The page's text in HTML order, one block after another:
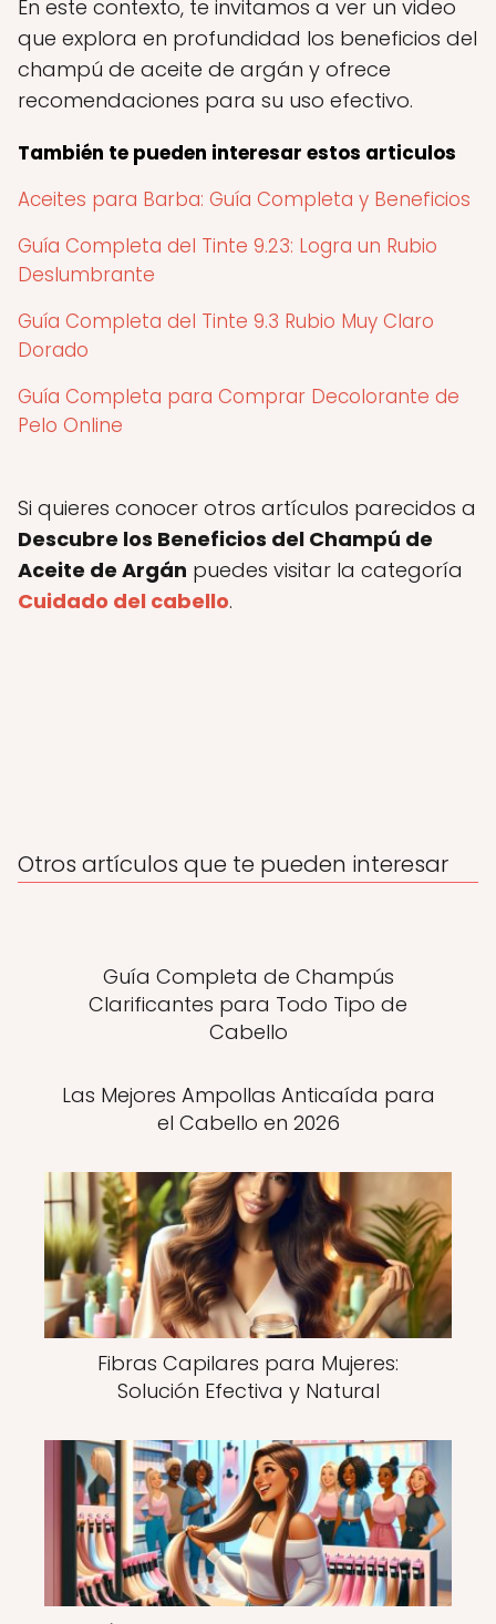
En este contexto, te invitamos a ver un video
que explora en profundidad los beneficios del
champú de aceite de argán y ofrece
recomendaciones para su uso efectivo.
También te pueden interesar estos articulos
Aceites para Barba: Guía Completa y Beneficios
Guía Completa del Tinte 9.23: Logra un Rubio
Deslumbrante
Guía Completa del Tinte 9.3 Rubio Muy Claro
Dorado
Guía Completa para Comprar Decolorante de
Pelo Online
Si quieres conocer otros artículos parecidos a
Descubre los Beneficios del Champú de
Aceite de Argán puedes visitar la categoría
Cuidado del cabello.
Otros artículos que te pueden interesar
Guía Completa de Champús
Clarificantes para Todo Tipo de
Cabello
Las Mejores Ampollas Anticaída para
el Cabello en 2026
Fibras Capilares para Mujeres:
Solución Efectiva y Natural